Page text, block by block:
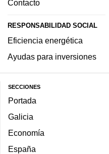
Contacto
RESPONSABILIDAD SOCIAL
Eficiencia energética
Ayudas para inversiones
SECCIONES
Portada
Galicia
Economía
España